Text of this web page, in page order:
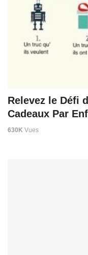
Relevez le Défi
Cadeaux Par
630K Vues